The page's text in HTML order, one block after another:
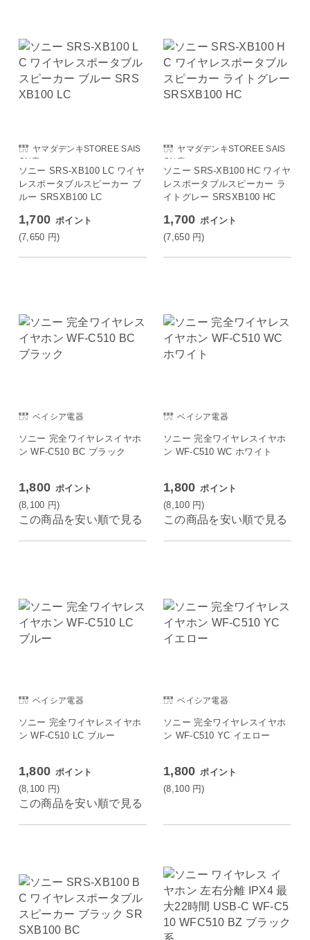
ヤマダデンキSTOREE SAIS
ON店
ソニー SRS-XB100 LC ワイヤ
レスポータブルスピーカー ブ
ルー SRSXB100 LC
1,700 ポイント
(7,650 円)
ヤマダデンキSTOREE SAIS
ON店
ソニー SRS-XB100 HC ワイヤ
レスポータブルスピーカー ラ
イトグレー SRSXB100 HC
1,700 ポイント
(7,650 円)
ベイシア電器
ソニー 完全ワイヤレスイヤホ
ン WF-C510 BC ブラック
1,800 ポイント
(8,100 円)
この商品を安い順で見る
ベイシア電器
ソニー 完全ワイヤレスイヤホ
ン WF-C510 WC ホワイト
1,800 ポイント
(8,100 円)
この商品を安い順で見る
ベイシア電器
ソニー 完全ワイヤレスイヤホ
ン WF-C510 LC ブルー
1,800 ポイント
(8,100 円)
この商品を安い順で見る
ベイシア電器
ソニー 完全ワイヤレスイヤホ
ン WF-C510 YC イエロー
1,800 ポイント
(8,100 円)